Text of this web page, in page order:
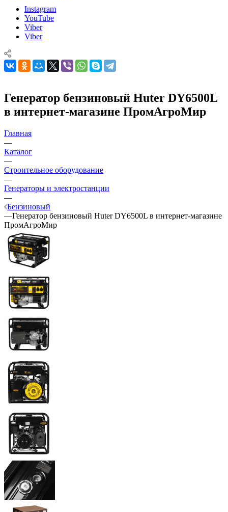
Instagram
YouTube
Viber
Viber
Генератор бензиновый Huter DY6500L
в интернет-магазине ПромАгроМир
Главная
—
Каталог
—
Строительное оборудование
—
Генераторы и электростанции
—
Бензиновый
—Генератор бензиновый Huter DY6500L в интернет-магазине
ПромАгроМир